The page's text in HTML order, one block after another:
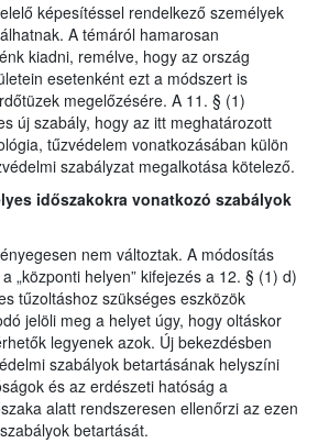
képesítéssel rendelkező személyek
A témáról hamarosan
kiadni, remélve, hogy az ország
esetenként ezt a módszert is
megelőzésére. A 11. § (1)
új szabály, hogy az itt meghatározott
tűzvédelem vonatkozásában külön
szabályzat megalkotása kötelező.
időszakokra vonatkozó szabályok
nem változtak. A módosítás
„központi helyen” kifejezés a 12. § (1) d)
tűzoltáshoz szükséges eszközök
jelöli meg a helyet úgy, hogy oltáskor
legyenek azok. Új bekezdésben
szabályok betartásának helyszíni
és az erdészeti hatóság a
alatt rendszeresen ellenőrzi az ezen
betartását.